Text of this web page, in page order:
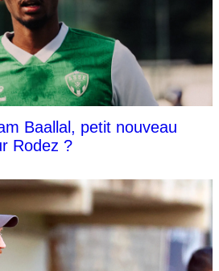
Baallal, petit nouveau
Rodez ?